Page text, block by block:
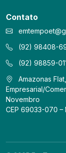
Contato
(92) 98408-
(92) 98859-
Amazonas
Empresarial/
Novembro
CEP 69033-070 –